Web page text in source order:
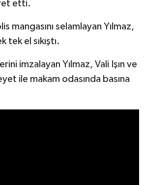
etti.
mangasını selamlayan Yılmaz,
el sıkıştı.
imzalayan Yılmaz, Vali Işın ve
ile makam odasında basına